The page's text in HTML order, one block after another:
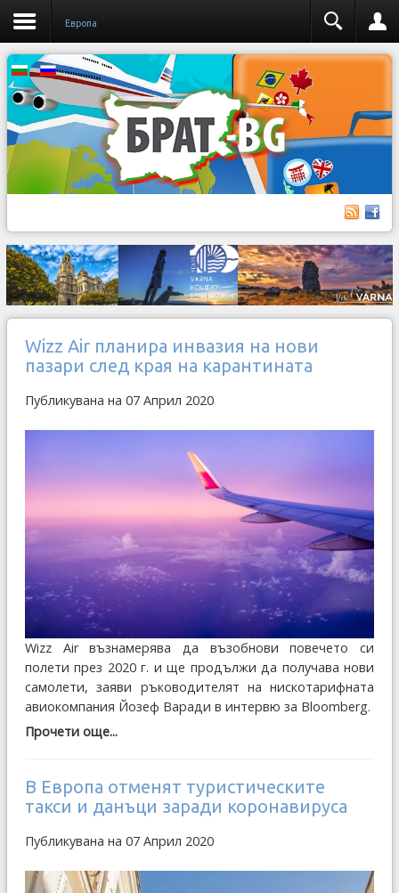
Европа
Wizz Air планира инвазия на нови
пазари след края на карантината
Публикувана на 07 Април 2020
Wizz Air възнамерява да възобнови повечето си
полети през 2020 г. и ще продължи да получава нови
самолети, заяви ръководителят на нискотарифната
авиокомпания Йозеф Варади в интервю за Bloomberg.
Прочети още...
В Европа отменят туристическите
такси и данъци заради коронавируса
Публикувана на 07 Април 2020